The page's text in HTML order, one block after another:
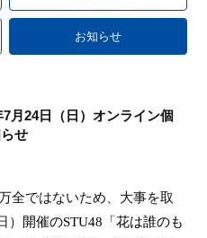
お知らせ
24日（日）オンライン個
せ
全ではないため、大事を取
） 開催のSTU48 「花は誰のも